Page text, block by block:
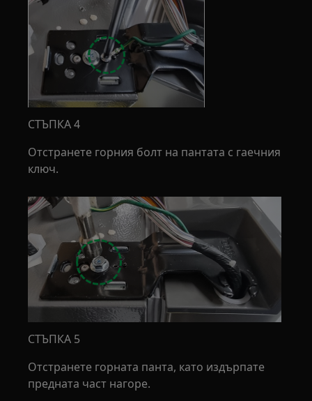
СТЪПКА 4
Отстранете горния болт на пантата с гаечния
ключ.
СТЪПКА 5
Отстранете горната панта, като издърпате
предната част нагоре.